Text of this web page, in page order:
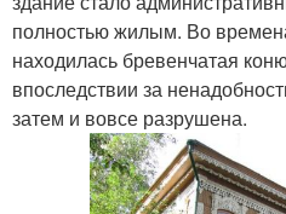
полностью жилым. Во
находилась бревенчатая
впоследствии за
затем и вовсе разрушена.